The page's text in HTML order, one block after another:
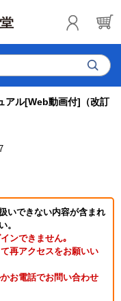
アル[Web動画付]（改訂
いできない内容が含まれ
。
ンできません｡
再アクセスをお願いい
お電話でお問い合わせ